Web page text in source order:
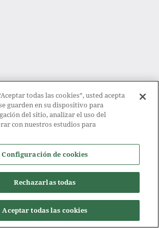
todas las cookies”, usted acepta
guarden en su dispositivo para
del sitio, analizar el uso del
con nuestros estudios para
Configuración de cookies
Rechazarlas todas
Aceptar todas las cookies